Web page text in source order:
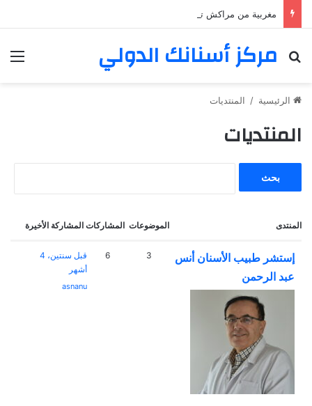
مغربية من مراكش تعيش في فرنسا ركبت أبتسامة هوليود
مركز أسنانك الدولي
بحث عن
الرئيسية / المنتديات
المنتديات
:
المنتدى الموضوعات المشاركات المشاركة الأخيرة
إستشر طبيب الأسنان أنس
عبد الرحمن
3
6
قبل سنتين، 4
أشهر
asnanu